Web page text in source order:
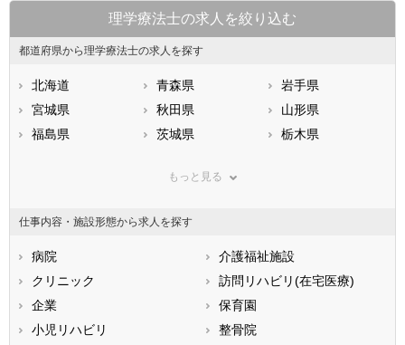
理学療法士の求人を絞り込む
都道府県から理学療法士の求人を探す
北海道 青森県
岩手県
宮城県
秋田県
山形県
福島県
茨城県
栃木県
神奈川県
石川県
福井県
静岡県
三重県
滋賀県
大阪府
兵庫県
鳥取県
もっと見る
仕事内容・施設形態から求人を探す
病院
介護福祉施設
クリニック
訪問リハビリ(在宅医療)
企業
保育園
小児リハビリ
整骨院